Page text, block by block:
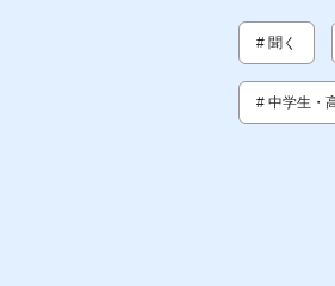
# 聞く
# 中学生・